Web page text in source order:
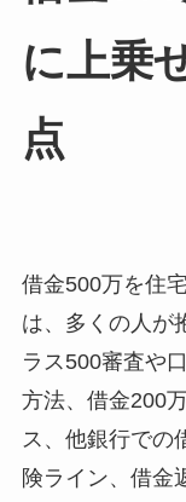
に上乗
点
借金500万を住
は、多くの人が
ラス500審査や
方法、借金200
ス、他銀行での
険ライン、借金